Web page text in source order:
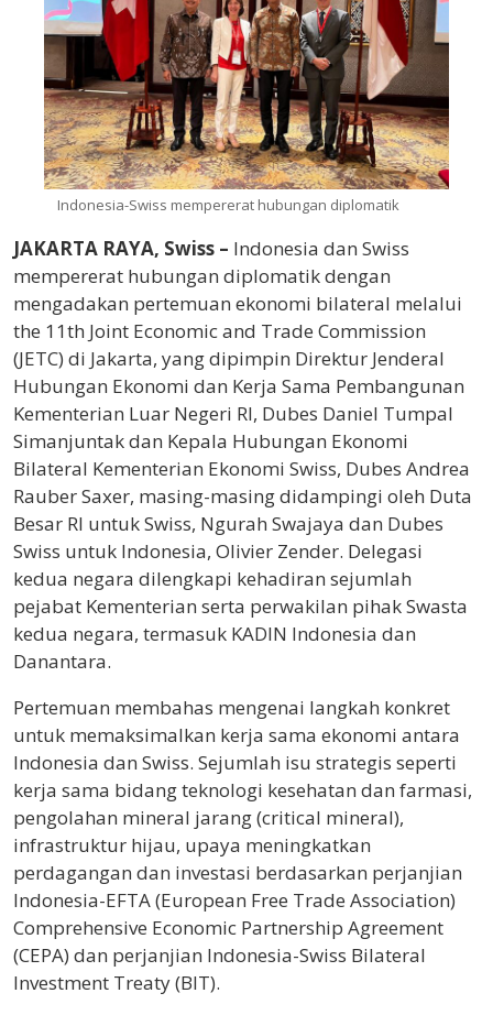
Indonesia-Swiss mempererat hubungan diplomatik
JAKARTA RAYA, Swiss – Indonesia dan Swiss
mempererat hubungan diplomatik dengan
mengadakan pertemuan ekonomi bilateral melalui
the 11th Joint Economic and Trade Commission
(JETC) di Jakarta, yang dipimpin Direktur Jenderal
Hubungan Ekonomi dan Kerja Sama Pembangunan
Kementerian Luar Negeri RI, Dubes Daniel Tumpal
Simanjuntak dan Kepala Hubungan Ekonomi
Bilateral Kementerian Ekonomi Swiss, Dubes Andrea
Rauber Saxer, masing-masing didampingi oleh Duta
Besar RI untuk Swiss, Ngurah Swajaya dan Dubes
Swiss untuk Indonesia, Olivier Zender. Delegasi
kedua negara dilengkapi kehadiran sejumlah
pejabat Kementerian serta perwakilan pihak Swasta
kedua negara, termasuk KADIN Indonesia dan
Danantara.
Pertemuan membahas mengenai langkah konkret
untuk memaksimalkan kerja sama ekonomi antara
Indonesia dan Swiss. Sejumlah isu strategis seperti
kerja sama bidang teknologi kesehatan dan farmasi,
pengolahan mineral jarang (critical mineral),
infrastruktur hijau, upaya meningkatkan
perdagangan dan investasi berdasarkan perjanjian
Indonesia-EFTA (European Free Trade Association)
Comprehensive Economic Partnership Agreement
(CEPA) dan perjanjian Indonesia-Swiss Bilateral
Investment Treaty (BIT).